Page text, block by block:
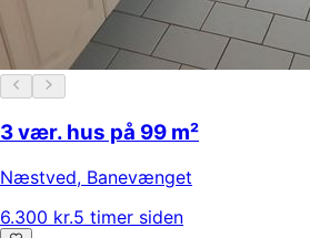
3 vær. hus på 99 m²
Næstved, Banevænget
6.300 kr.5 timer siden